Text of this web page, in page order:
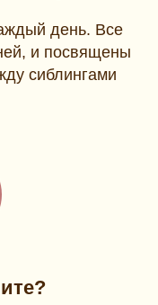
день. Все
и посвящены
сиблингами